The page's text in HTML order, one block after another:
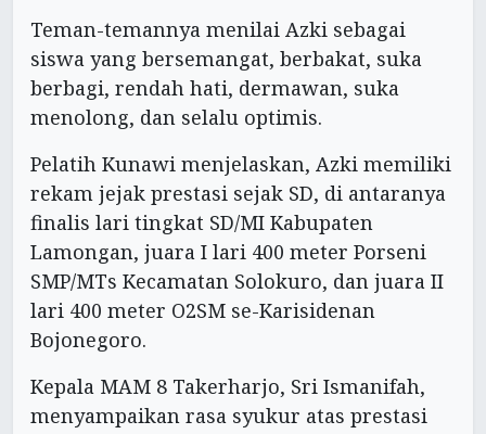
Teman-temannya menilai Azki sebagai
siswa yang bersemangat, berbakat, suka
berbagi, rendah hati, dermawan, suka
menolong, dan selalu optimis.
Pelatih Kunawi menjelaskan, Azki memiliki
rekam jejak prestasi sejak SD, di antaranya
finalis lari tingkat SD/MI Kabupaten
Lamongan, juara I lari 400 meter Porseni
SMP/MTs Kecamatan Solokuro, dan juara II
lari 400 meter O2SM se-Karisidenan
Bojonegoro.
Kepala MAM 8 Takerharjo, Sri Ismanifah,
menyampaikan rasa syukur atas prestasi